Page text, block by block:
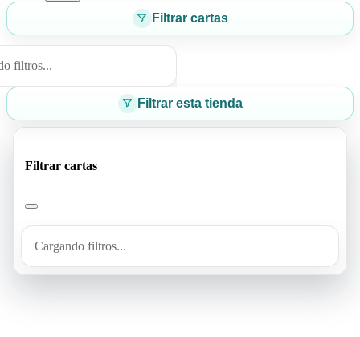
Filtrar cartas
filtros...
Filtrar esta tienda
Filtrar cartas
Cargando filtros...